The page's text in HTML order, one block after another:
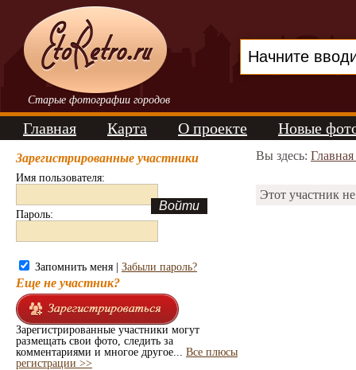
Старые фотографии городов
Главная Карта О проекте Новые
Зарегистрированные участники
Имя пользователя:
Пароль:
Запомнить меня | Забыли пароль?
Еще не участник?
Зарегистрированные участники могут
размещать свои фото, следить за
комментариями и многое другое... Все плюсы
регистрации >>
Вы здесь:
Этот участник